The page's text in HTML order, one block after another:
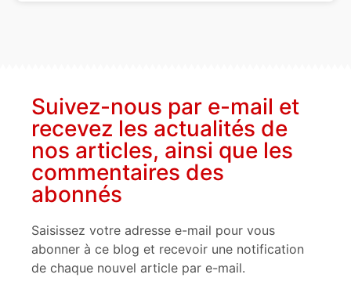
Suivez-nous par e-mail et
recevez les actualités de
nos articles, ainsi que les
commentaires des
abonnés
Saisissez votre adresse e-mail pour vous
abonner à ce blog et recevoir une notification
de chaque nouvel article par e-mail.